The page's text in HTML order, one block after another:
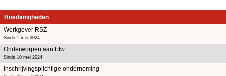
Hoedanigheden
Werkgever RSZ
Sinds 1 mei 2024
Onderworpen aan btw
Sinds 10 mei 2024
Inschrijvingsplichtige onderneming